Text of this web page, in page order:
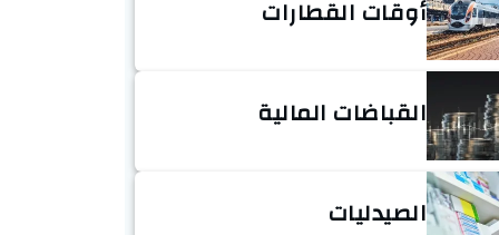
أوقات القطارات
القباضات المالية
الصيدليات